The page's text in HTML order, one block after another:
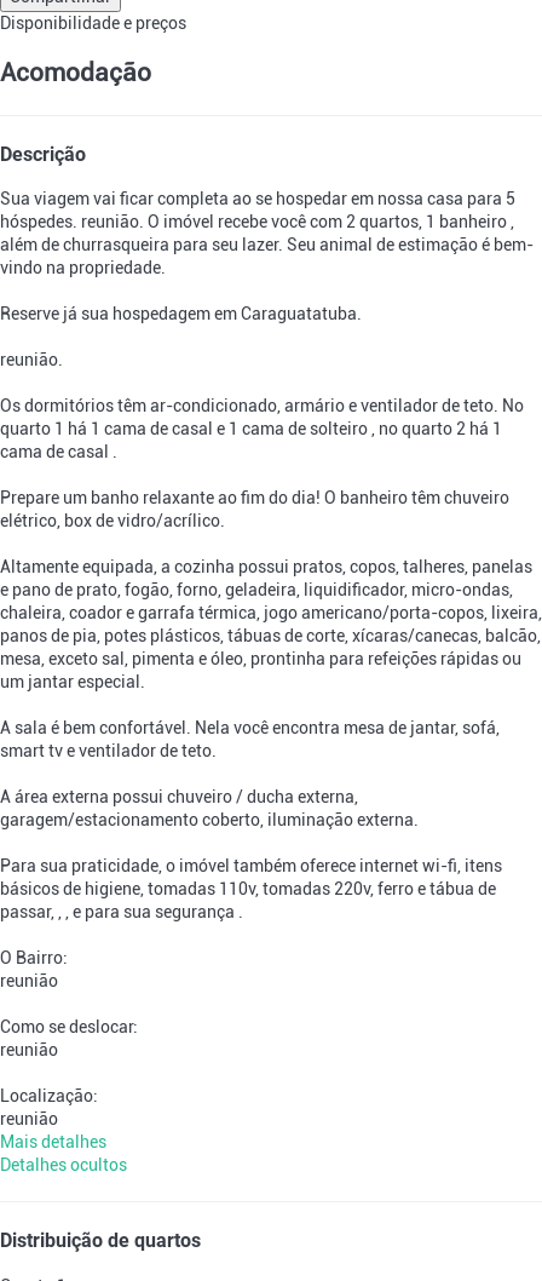
Disponibilidade e preços
Acomodação
Descrição
Sua viagem vai ficar completa ao se hospedar em nossa casa para 5
hóspedes. reunião. O imóvel recebe você com 2 quartos, 1 banheiro ,
além de churrasqueira para seu lazer. Seu animal de estimação é bem-
vindo na propriedade.
Reserve já sua hospedagem em Caraguatatuba.
reunião.
Os dormitórios têm ar-condicionado, armário e ventilador de teto. No
quarto 1 há 1 cama de casal e 1 cama de solteiro , no quarto 2 há 1
cama de casal .
Prepare um banho relaxante ao fim do dia! O banheiro têm chuveiro
elétrico, box de vidro/acrílico.
Altamente equipada, a cozinha possui pratos, copos, talheres, panelas
e pano de prato, fogão, forno, geladeira, liquidificador, micro-ondas,
chaleira, coador e garrafa térmica, jogo americano/porta-copos, lixeira,
panos de pia, potes plásticos, tábuas de corte, xícaras/canecas, balcão,
mesa, exceto sal, pimenta e óleo, prontinha para refeições rápidas ou
um jantar especial.
A sala é bem confortável. Nela você encontra mesa de jantar, sofá,
smart tv e ventilador de teto.
A área externa possui chuveiro / ducha externa,
garagem/estacionamento coberto, iluminação externa.
Para sua praticidade, o imóvel também oferece internet wi-fi, itens
básicos de higiene, tomadas 110v, tomadas 220v, ferro e tábua de
passar, , , e para sua segurança .
O Bairro:
reunião
Como se deslocar:
reunião
Localização:
reunião
Mais detalhes
Detalhes ocultos
Distribuição de quartos